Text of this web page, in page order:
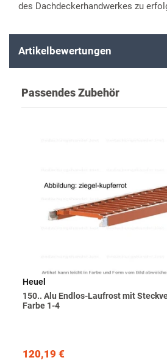
des Dachdeckerhandwerkes zu
Artikelbewertungen
Passendes Zubehör
Heuel
150.. Alu Endlos-Laufrost mit
Farbe 1-4
120,19 €